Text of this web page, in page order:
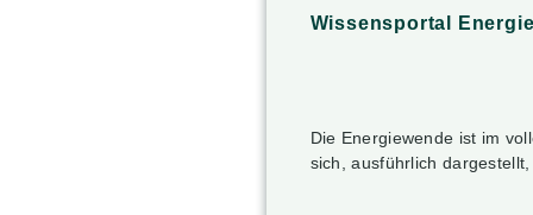
Wissensportal
Die Energiewende ist im
sich, ausführlich